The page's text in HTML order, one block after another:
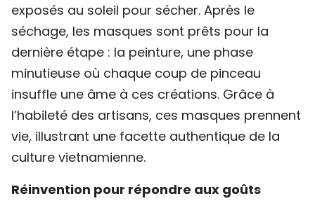
exposés au soleil pour sécher. Après le
séchage, les masques sont prêts pour la
dernière étape : la peinture, une phase
minutieuse où chaque coup de pinceau
insuffle une âme à ces créations. Grâce à
l’habileté des artisans, ces masques prennent
vie, illustrant une facette authentique de la
culture vietnamienne.
Réinvention pour répondre aux goûts